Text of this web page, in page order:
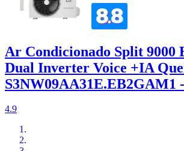
Ar Condicionado Split 9000
Dual Inverter Voice +IA
S3NW09AA31E.EB2GAM1
4.9